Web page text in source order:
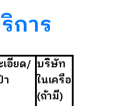
การ
เอียด/
า
บริษัท
ในเครือ
(ถ้ามี)